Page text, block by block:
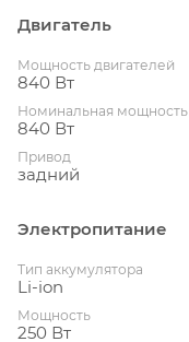
Двигатель
Мощность двигателей
840 Вт
Номинальная мощность
840 Вт
Привод
задний
Электропитание
Тип аккумулятора
Li-ion
Мощность
250 Вт